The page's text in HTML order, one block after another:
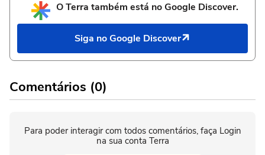
O Terra também está no Google Discover.
Siga no Google Discover
Comentários (0)
Para poder interagir com todos comentários, faça Login
na sua conta Terra